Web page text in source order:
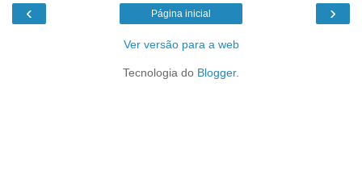
‹ ›
Página inicial
Ver versão para a web
Tecnologia do Blogger.